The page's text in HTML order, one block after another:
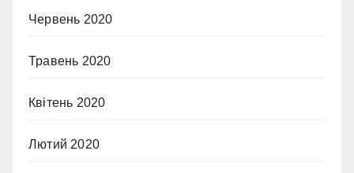
Червень 2020
Травень 2020
Квітень 2020
Лютий 2020